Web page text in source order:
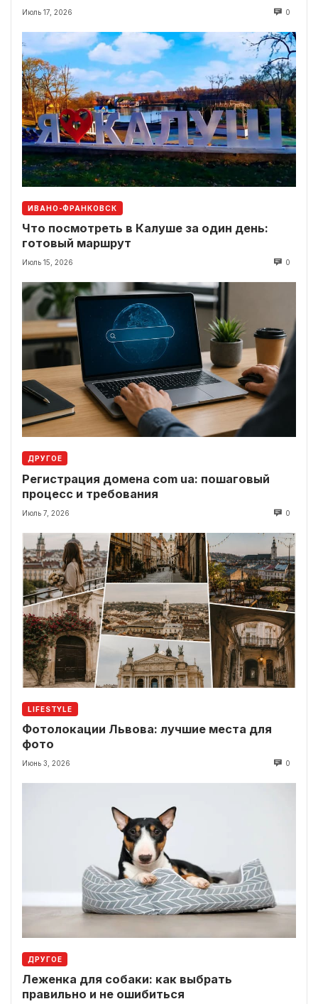
Июль 17, 2026 0
ИВАНО-ФРАНКОВСК
Что посмотреть в Калуше за один день:
готовый маршрут
Июль 15, 2026 0
ДРУГОЕ
Регистрация домена com ua: пошаговый
процесс и требования
Июль 7, 2026 0
LIFESTYLE
Фотолокации Львова: лучшие места для
фото
Июнь 3, 2026 0
ДРУГОЕ
Леженка для собаки: как выбрать
правильно и не ошибиться